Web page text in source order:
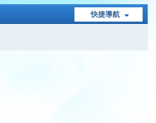
快捷導航